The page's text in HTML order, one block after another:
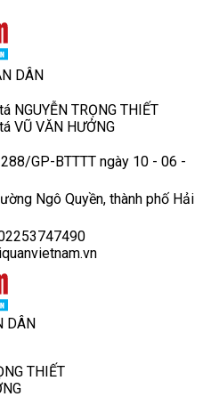
DÂN
NGUYỄN TRỌNG THIẾT
VŨ VĂN HƯỞNG
GP-BTTTT ngày 10 - 06 -
Ngô Quyền, thành phố Hải
DÂN
THIẾT